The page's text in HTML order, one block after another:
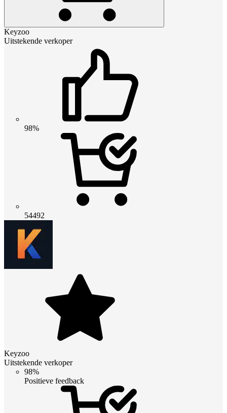
Keyzoo
Uitstekende verkoper
98%
54492
Keyzoo
Uitstekende verkoper
98%
Positieve feedback